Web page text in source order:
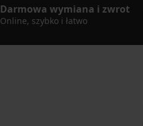
Darmowa wymiana i zwrot
Online, szybko i łatwo